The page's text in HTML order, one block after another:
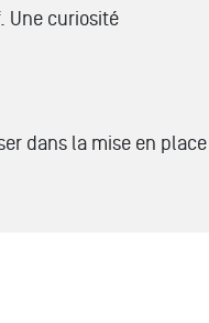
Une curiosité
dans la mise en place